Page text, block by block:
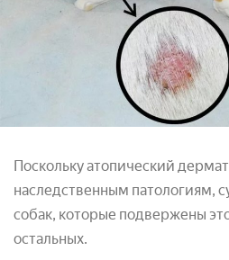
Поскольку атопический
наследственным патологиям,
собак, которые подвержены
остальных.